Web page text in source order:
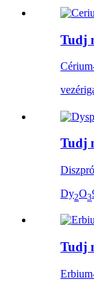
Tudj
Tudj
Dy2O3
Tudj